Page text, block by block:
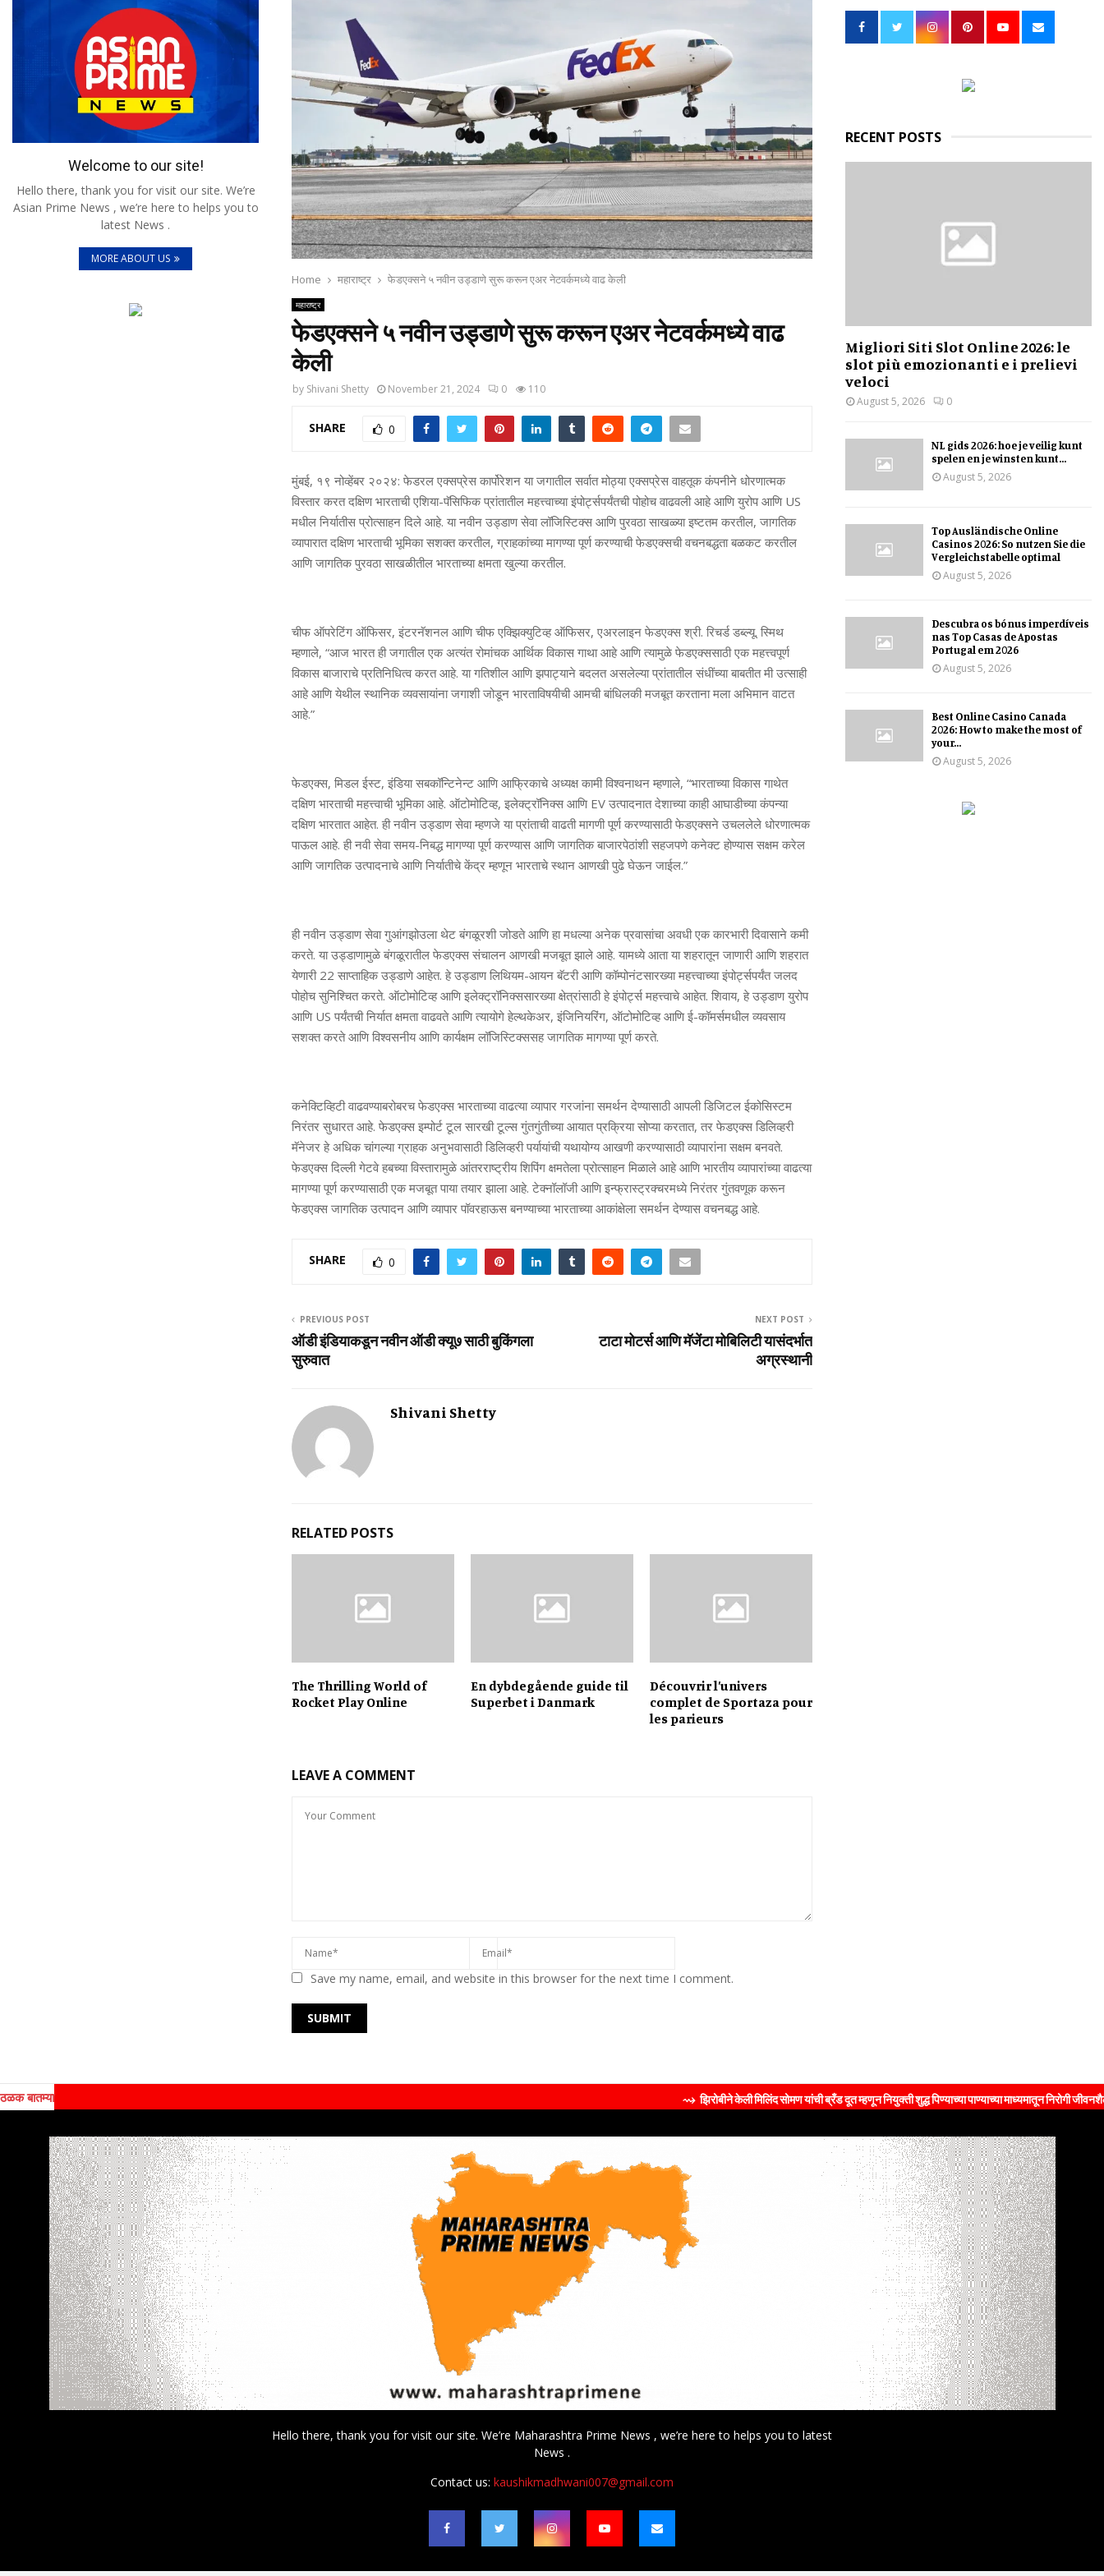
Home महाराष्ट्र फेडएक्सने ५ नवीन उड्डाणे सुरू करून एअर नेटवर्कमध्ये वाढ केली
महाराष्ट्र
फेडएक्सने ५ नवीन उड्डाणे सुरू करून एअर नेटवर्कमध्ये वाढ
केली
by Shivani Shetty November 21, 2024 0 110
SHARE 0
मुंबई, १९ नोव्हेंबर २०२४: फेडरल एक्सप्रेस कार्पोरेशन या जगातील सर्वात मोठ्या एक्सप्रेस वाहतूक कंपनीने धोरणात्मक
विस्तार करत दक्षिण भारताची एशिया-पॅसिफिक प्रांतातील महत्त्वाच्या इंपोर्ट्सपर्यंतची पोहोच वाढवली आहे आणि युरोप आणि US
मधील निर्यातीस प्रोत्साहन दिले आहे. या नवीन उड्डाण सेवा लॉजिस्टिक्स आणि पुरवठा साखळ्या इष्टतम करतील, जागतिक
व्यापारात दक्षिण भारताची भूमिका सशक्त करतील, ग्राहकांच्या मागण्या पूर्ण करण्याची फेडएक्सची वचनबद्धता बळकट करतील
आणि जागतिक पुरवठा साखळीतील भारताच्या क्षमता खुल्या करतील.
चीफ ऑपरेटिंग ऑफिसर, इंटरनॅशनल आणि चीफ एक्झिक्युटिव्ह ऑफिसर, एअरलाइन फेडएक्स श्री. रिचर्ड डब्ल्यू. स्मिथ
म्हणाले, “आज भारत ही जगातील एक अत्यंत रोमांचक आर्थिक विकास गाथा आहे आणि त्यामुळे फेडएक्ससाठी एक महत्त्वपूर्ण
विकास बाजाराचे प्रतिनिधित्व करत आहे. या गतिशील आणि झपाट्याने बदलत असलेल्या प्रांतातील संधींच्या बाबतीत मी उत्साही
आहे आणि येथील स्थानिक व्यवसायांना जगाशी जोडून भारताविषयीची आमची बांधिलकी मजबूत करताना मला अभिमान वाटत
आहे.”
फेडएक्स, मिडल ईस्ट, इंडिया सबकॉन्टिनेन्ट आणि आफ्रिकाचे अध्यक्ष कामी विश्वनाथन म्हणाले, “भारताच्या विकास गाथेत
दक्षिण भारताची महत्त्वाची भूमिका आहे. ऑटोमोटिव्ह, इलेक्ट्रॉनिक्स आणि EV उत्पादनात देशाच्या काही आघाडीच्या कंपन्या
दक्षिण भारतात आहेत. ही नवीन उड्डाण सेवा म्हणजे या प्रांताची वाढती मागणी पूर्ण करण्यासाठी फेडएक्सने उचललेले धोरणात्मक
पाऊल आहे. ही नवी सेवा समय-निबद्ध मागण्या पूर्ण करण्यास आणि जागतिक बाजारपेठांशी सहजपणे कनेक्ट होण्यास सक्षम करेल
आणि जागतिक उत्पादनाचे आणि निर्यातीचे केंद्र म्हणून भारताचे स्थान आणखी पुढे घेऊन जाईल.”
ही नवीन उड्डाण सेवा गुआंगझोउला थेट बंगळूरशी जोडते आणि हा मधल्या अनेक प्रवासांचा अवधी एक कारभारी दिवासाने कमी
करते. या उड्डाणामुळे बंगळूरातील फेडएक्स संचालन आणखी मजबूत झाले आहे. यामध्ये आता या शहरातून जाणारी आणि शहरात
येणारी 22 साप्ताहिक उड्डाणे आहेत. हे उड्डाण लिथियम-आयन बॅटरी आणि कॉम्पोनंटसारख्या महत्त्वाच्या इंपोर्ट्सपर्यंत जलद
पोहोच सुनिश्चित करते. ऑटोमोटिव्ह आणि इलेक्ट्रॉनिक्ससारख्या क्षेत्रांसाठी हे इंपोर्ट्स महत्त्वाचे आहेत. शिवाय, हे उड्डाण युरोप
आणि US पर्यंतची निर्यात क्षमता वाढवते आणि त्यायोगे हेल्थकेअर, इंजिनियरिंग, ऑटोमोटिव्ह आणि ई-कॉमर्समधील व्यवसाय
सशक्त करते आणि विश्वसनीय आणि कार्यक्षम लॉजिस्टिक्ससह जागतिक मागण्या पूर्ण करते.
कनेक्टिव्हिटी वाढवण्याबरोबरच फेडएक्स भारताच्या वाढत्या व्यापार गरजांना समर्थन देण्यासाठी आपली डिजिटल ईकोसिस्टम
निरंतर सुधारत आहे. फेडएक्स इम्पोर्ट टूल सारखी टूल्स गुंतगुंतीच्या आयात प्रक्रिया सोप्या करतात, तर फेडएक्स डिलिव्हरी
मॅनेजर हे अधिक चांगल्या ग्राहक अनुभवासाठी डिलिव्हरी पर्यायांची यथायोग्य आखणी करण्यासाठी व्यापारांना सक्षम बनवते.
फेडएक्स दिल्ली गेटवे हबच्या विस्तारामुळे आंतरराष्ट्रीय शिपिंग क्षमतेला प्रोत्साहन मिळाले आहे आणि भारतीय व्यापारांच्या वाढत्या
मागण्या पूर्ण करण्यासाठी एक मजबूत पाया तयार झाला आहे. टेक्नॉलॉजी आणि इन्फ्रास्ट्रक्चरमध्ये निरंतर गुंतवणूक करून
फेडएक्स जागतिक उत्पादन आणि व्यापार पॉवरहाऊस बनण्याच्या भारताच्या आकांक्षेला समर्थन देण्यास वचनबद्ध आहे.
SHARE 0
PREVIOUS POST
ऑडी इंडियाकडून नवीन ऑडी क्‍यू७ साठी बुकिंगला
सुरुवात
NEXT POST
टाटा मोटर्स आणि मॅजेंटा मोबिलिटी यासंदर्भात
अग्रस्‍थानी
Shivani Shetty
RELATED POSTS
The Thrilling World of
Rocket Play Online
En dybdegående guide til
Superbet i Danmark
Découvrir l’univers
complet de Sportaza pour
les parieurs
LEAVE A COMMENT
Save my name, email, and website in this browser for the next time I comment.
Welcome to our site!
Hello there, thank you for visit our site. We’re
Asian Prime News , we’re here to helps you to
latest News .
MORE ABOUT US
o
RECENT POSTS
Migliori Siti Slot Online 2026: le
slot più emozionanti e i prelievi
veloci
August 5, 2026 0
NL gids 2026: hoe je veilig kunt
spelen en je winsten kunt...
August 5, 2026
Top Ausländische Online
Casinos 2026: So nutzen Sie die
Vergleichstabelle optimal
August 5, 2026
Descubra os bónus imperdíveis
nas Top Casas de Apostas
Portugal em 2026
August 5, 2026
Best Online Casino Canada
2026: How to make the most of
your...
August 5, 2026
ठळक बातम्या ⇝ झिरोबीने केली मिलिंद सोमण यांची ब्रँड दूत म्हणून नियुक्ती शुद्ध पिण्याच्या पाण्याच्या माध्यमातून निरोगी जीवनशैलीचा संदेश
Hello there, thank you for visit our site. We’re Maharashtra Prime News , we’re here to helps you to latest
News .
Contact us: kaushikmadhwani007@gmail.com